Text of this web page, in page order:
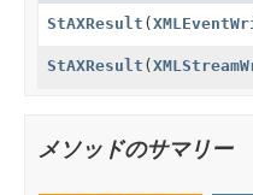
StAXResult (
StAXResult (
メソッドのサマリー